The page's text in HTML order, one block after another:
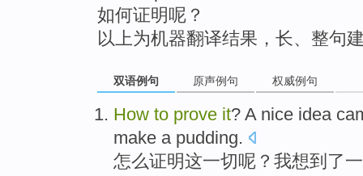
如何证明呢？
以上为机器翻译结果，长、整句
双语例句 原声例句 权威例句
How to prove it? A nice idea
make a pudding.
怎么证明这一切 呢？ 我想到了一